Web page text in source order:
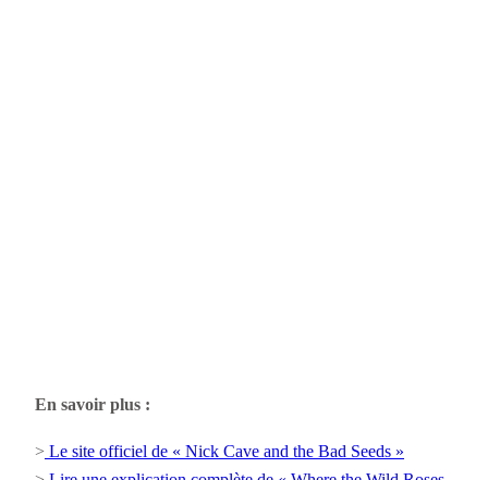
En savoir plus :
> Le site officiel de « Nick Cave and the Bad Seeds »